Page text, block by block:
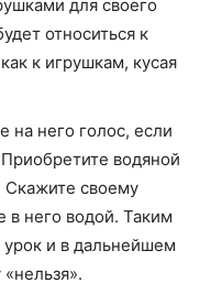
для своего
относиться к
к игрушкам, кусая
на него голос, если
водяной
Скажите своему
в него водой. Таким
и в дальнейшем